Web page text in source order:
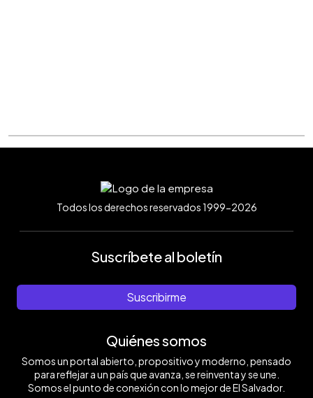
Todos los derechos reservados 1999-2026
Suscríbete al boletín
Suscribirme
Quiénes somos
Somos un portal abierto, propositivo y moderno, pensado
para reflejar a un país que avanza, se reinventa y se une.
Somos el punto de conexión con lo mejor de El Salvador.